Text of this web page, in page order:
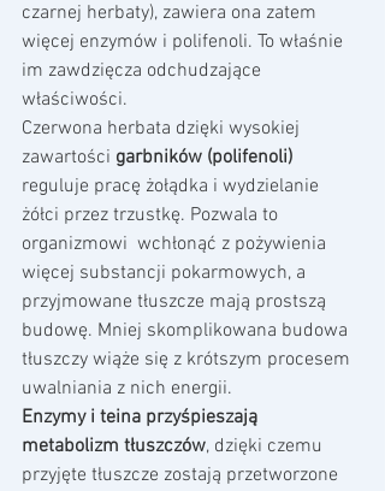
czarnej herbaty), zawiera ona zatem
więcej enzymów i polifenoli. To właśnie
im zawdzięcza odchudzające
właściwości.
Czerwona herbata dzięki wysokiej
zawartości garbników (polifenoli)
reguluje pracę żołądka i wydzielanie
żółci przez trzustkę. Pozwala to
organizmowi  wchłonąć z pożywienia
więcej substancji pokarmowych, a
przyjmowane tłuszcze mają prostszą
budowę. Mniej skomplikowana budowa
tłuszczy wiąże się z krótszym procesem
uwalniania z nich energii.
Enzymy i teina przyśpieszają
metabolizm tłuszczów, dzięki czemu
przyjęte tłuszcze zostają przetworzone